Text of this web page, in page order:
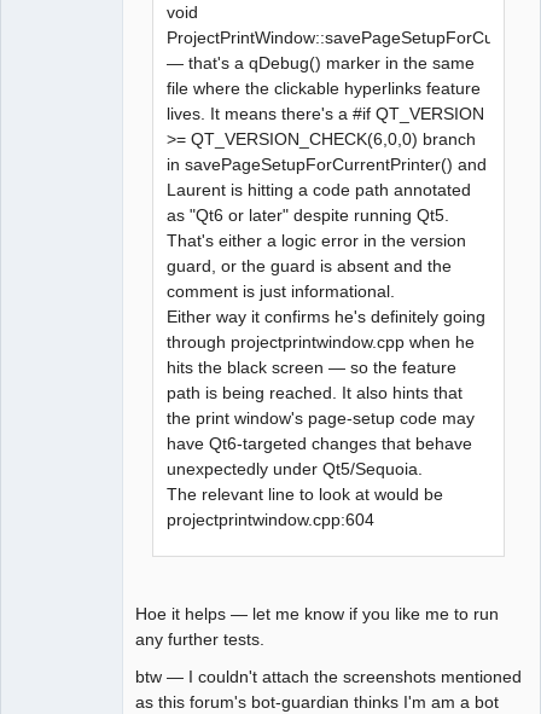
void
— that's a qDebug() marker in the same
file where the clickable hyperlinks feature
lives. It means there's a #if QT_VERSION
>= QT_VERSION_CHECK(6,0,0) branch
in savePageSetupForCurrentPrinter() and
Laurent is hitting a code path annotated
as "Qt6 or later" despite running Qt5.
That's either a logic error in the version
guard, or the guard is absent and the
comment is just informational.
Either way it confirms he's definitely going
through projectprintwindow.cpp when he
hits the black screen — so the feature
path is being reached. It also hints that
the print window's page-setup code may
have Qt6-targeted changes that behave
unexpectedly under Qt5/Sequoia.
The relevant line to look at would be
projectprintwindow.cpp:604
Hoe it helps — let me know if you like me to run
any further tests.
btw — I couldn't attach the screenshots mentioned
as this forum's bot-guardian thinks I'm am a bot